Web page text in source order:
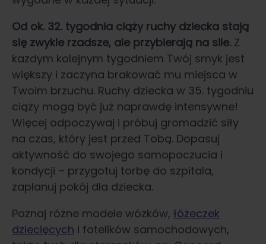
Od ok. 32. tygodnia ciąży ruchy dziecka stają
się zwykle rzadsze, ale przybierają na sile. Z
każdym kolejnym tygodniem Twój smyk jest
większy i zaczyna brakować mu miejsca w
Twoim brzuchu. Ruchy dziecka w 35. tygodniu
ciąży mogą być już naprawdę intensywne!
Więcej odpoczywaj i próbuj gromadzić siły
na czas, który jest przed Tobą. Dopasuj
aktywność do swojego samopoczucia i
kondycji – przygotuj torbę do szpitala,
zaplanuj pokój dla dziecka.
Poznaj różne modele wózków, łóżeczek
dziecięcych i fotelików samochodowych,